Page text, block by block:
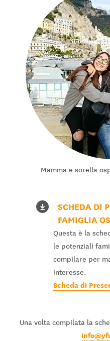
Mamma e sorella
SCHEDA DI
FAMIGLIA
Questa è la
le potenziali
compilare per
interesse.
Scheda di
Una volta compilata la